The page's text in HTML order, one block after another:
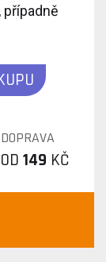
DOPRAVA
OD 149 KČ